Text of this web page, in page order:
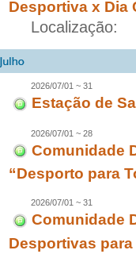
Desportiva x Dia
Localização:
2026/07/01 ~ 31
Estação de
2026/07/01 ~ 28
Comunidade
“Desporto para
2026/07/01 ~ 31
Comunidade
Desportivas